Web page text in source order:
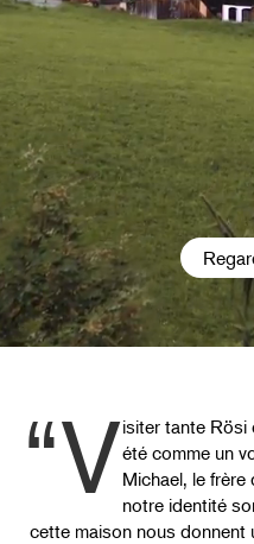
“Visiter tante
été comme un
Michael, le
notre identité
cette maison nous donnent